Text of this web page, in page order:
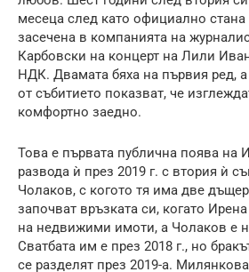
месеца след като официално стана
засечена в компанията на
Карбовски на концерт на Лили
НДК. Двамата бяха на първия ред,
от събитието показват, че
комфортно заедно.
Това е първата публична поява на
развода ѝ през 2019 г. с втория ѝ
Чолаков, с когото тя има две
започват връзката си, когато
на недвижими имоти, а Чолаков е
Сватбата им е през 2018 г., но
се разделят през 2019-а.